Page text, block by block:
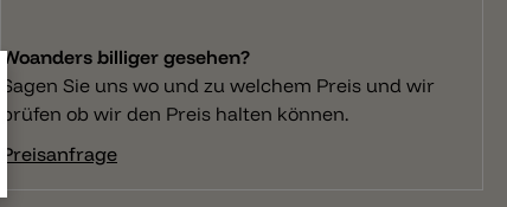
Woanders billiger gesehen?
Sagen Sie uns wo und zu welchem Preis und wir
prüfen ob wir den Preis halten können.
Preisanfrage